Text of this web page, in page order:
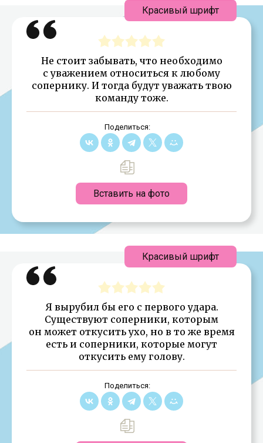
Не стоит забывать, что необходимо
с уважением относиться к любому
сопернику. И тогда будут уважать твою
команду тоже.
Поделиться:
Вставить на фото
Красивый шрифт
Я вырубил бы его с первого удара.
Существуют соперники, которым
он может откусить ухо, но в то же время
есть и соперники, которые могут
откусить ему голову.
Поделиться:
Красивый шрифт